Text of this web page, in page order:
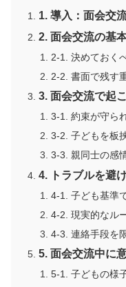
1. 導入：面会交
2. 面会交流の基
2-1. 決めておく
2-2. 書面で残す
3. 面会交流で起
3-1. 約束が守ら
3-2. 子どもを板
3-3. 親同士の感
4. トラブルを避
4-1. 子ども基準
4-2. 現実的なル
4-3. 連絡手段を
5. 面会交流中に
5-1. 子どもの様